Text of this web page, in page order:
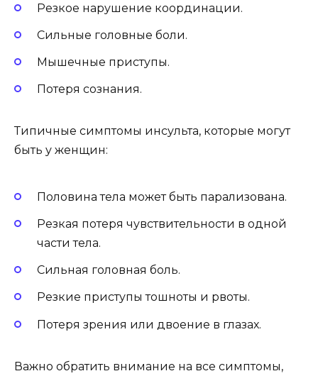
Резкое нарушение координации.
Сильные головные боли.
Мышечные приступы.
Потеря сознания.
Типичные симптомы инсульта, которые могут
быть у женщин:
Половина тела может быть парализована.
Резкая потеря чувствительности в одной
части тела.
Сильная головная боль.
Резкие приступы тошноты и рвоты.
Потеря зрения или двоение в глазах.
Важно обратить внимание на все симптомы,